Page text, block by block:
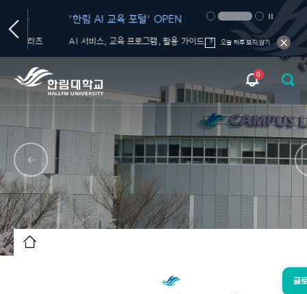
'한림 AI 교육 포털' OPEN
AI 서비스, 교육 프로그램, 활용 가이드, 커뮤니티를 한 곳에서!
생성형 AI 올인원
서비스' OPEN
오늘 하루 보지 않기
0
글